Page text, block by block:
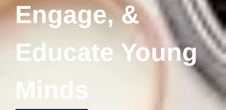
Engage, &
Educate Young
Minds